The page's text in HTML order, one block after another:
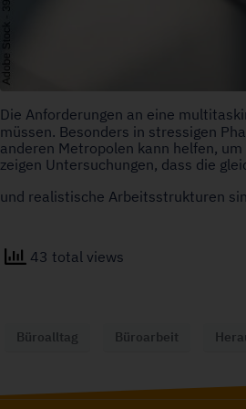
Die Anforderungen an eine
müssen. Besonders in stressigen
anderen Metropolen kann helfen,
zeigen Untersuchungen, dass die
und realistische Arbeitsstrukturen
43 total views
Büroalltag Büroarbeit